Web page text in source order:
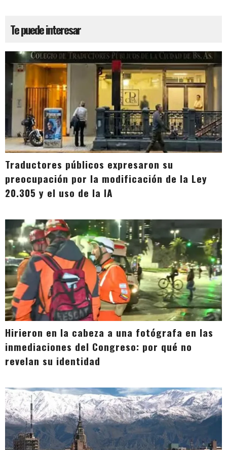
Te puede interesar
Traductores públicos expresaron su
preocupación por la modificación de la Ley
20.305 y el uso de la IA
Hirieron en la cabeza a una fotógrafa en las
inmediaciones del Congreso: por qué no
revelan su identidad